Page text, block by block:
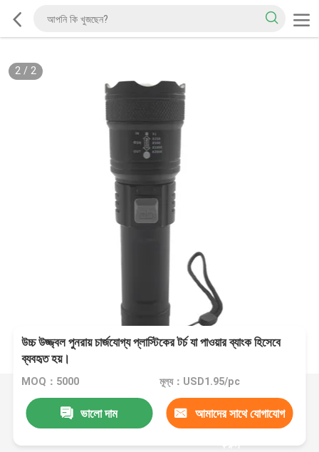
2/ 2
উচ্চ উজ্জ্বল পুনরায় চার্জযোগ্য প্লাস্টিকের টর্চ যা পাওয়ার ব্যাংক হিসেবে
ব্যবহৃত হয়।
MOQ：5000 মূল্য：USD1.95/pc
ভালো দাম আমাদের সাথে যোগাযোগ
করুন